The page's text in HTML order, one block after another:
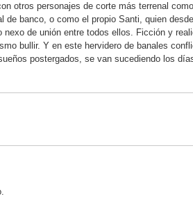
otros personajes de corte más terrenal
de banco, o como el propio Santi, quien
nexo de unión entre todos ellos. Ficción y
bullir. Y en este hervidero de banales
postergados, se van sucediendo los